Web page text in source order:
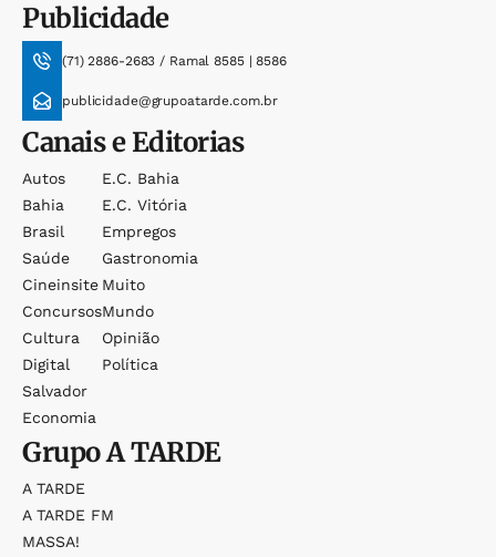
Publicidade
(71) 2886-2683 / Ramal 8585 | 8586
publicidade@grupoatarde.com.br
Canais e Editorias
Autos
Bahia
Brasil
Saúde
Cineinsite
Concursos
Cultura
Digital
Salvador
Economia
E.c. Bahia
E.c. Vitória
Empregos
Gastronomia
Muito
Mundo
Opinião
Política
GrupoA TARDE
A TARDE
A TARDE FM
MASSA!